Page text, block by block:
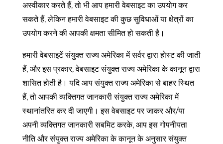
अस्वीकार करते हैं, तो भी आप हमारी वेबसाइट का उपयोग कर
सकते हैं, लेकिन हमारी वेबसाइट की कुछ सुविधाओं या क्षेत्रों का
उपयोग करने की आपकी क्षमता सीमित हो सकती है।
हमारी वेबसाइटें संयुक्त राज्य अमेरिका में सर्वर द्वारा होस्ट की जाती
हैं, और इस प्रकार, वेबसाइट संयुक्त राज्य अमेरिका के कानून द्वारा
शासित होती है। यदि आप संयुक्त राज्य अमेरिका से बाहर स्थित
हैं, तो आपकी व्यक्तिगत जानकारी संयुक्त राज्य अमेरिका में
स्थानांतरित कर दी जाएगी। इस वेबसाइट पर जाकर और/या
अपनी व्यक्तिगत जानकारी सबमिट करके, आप इस गोपनीयता
नीति और संयुक्त राज्य अमेरिका के कानून के अनुसार संयुक्त